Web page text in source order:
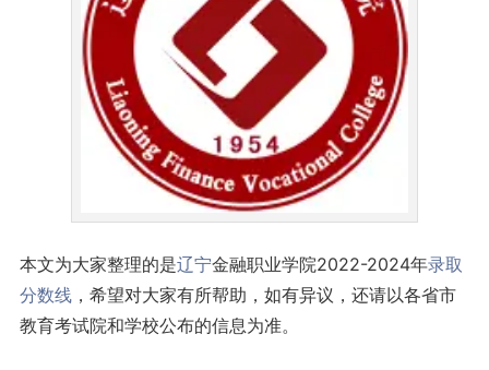
本文为大家整理的是辽宁金融职业学院2022-2024年录取
分数线，希望对大家有所帮助，如有异议，还请以各省市
教育考试院和学校公布的信息为准。